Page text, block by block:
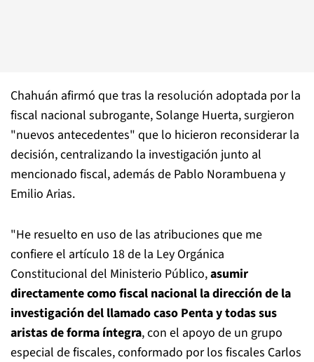
Chahuán afirmó que tras la resolución adoptada por la
fiscal nacional subrogante, Solange Huerta, surgieron
"nuevos antecedentes" que lo hicieron reconsiderar la
decisión, centralizando la investigación junto al
mencionado fiscal, además de Pablo Norambuena y
Emilio Arias.
"He resuelto en uso de las atribuciones que me
confiere el artículo 18 de la Ley Orgánica
Constitucional del Ministerio Público,asumir
directamente como fiscal nacional la dirección de la
investigación del llamado caso Penta y todas sus
aristas de forma íntegra, con el apoyo de un grupo
especial de fiscales, conformado por los fiscales Carlos